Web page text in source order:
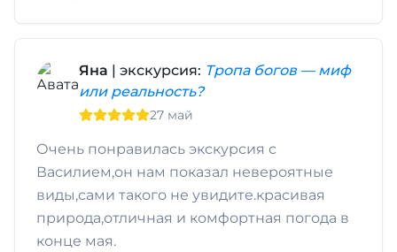
Яна | экскурсия: Тропа богов — миф
или реальность?
27 май
Очень понравилась экскурсия с
Василием,он нам показал невероятные
виды,сами такого не увидите.красивая
природа,отличная и комфортная погода в
конце мая.